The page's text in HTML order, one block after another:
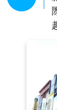
N首爾塔外
1980年起
嶄新的面
廳、咖啡
牆：韓劇
敞的戶外
電視節目
得更加的